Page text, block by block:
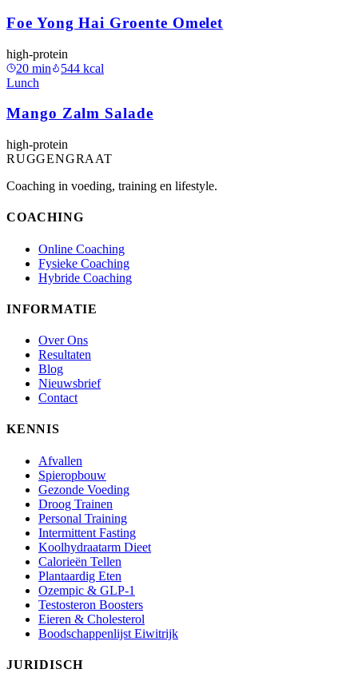
Foe Yong Hai Groente Omelet
high-protein
20 min 544 kcal
Lunch
Mango Zalm Salade
high-protein
RUGGENGRAAT
Coaching in voeding, training en lifestyle.
COACHING
Online Coaching
Fysieke Coaching
Hybride Coaching
INFORMATIE
Over Ons
Resultaten
Blog
Nieuwsbrief
Contact
KENNIS
Afvallen
Spieropbouw
Gezonde Voeding
Droog Trainen
Personal Training
Intermittent Fasting
Koolhydraatarm Dieet
Calorieën Tellen
Plantaardig Eten
Ozempic & GLP-1
Testosteron Boosters
Eieren & Cholesterol
Boodschappenlijst Eiwitrijk
JURIDISCH